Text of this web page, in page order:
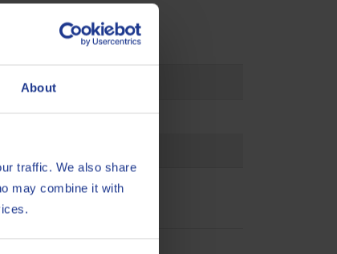
About
traffic. We also share
may combine it with